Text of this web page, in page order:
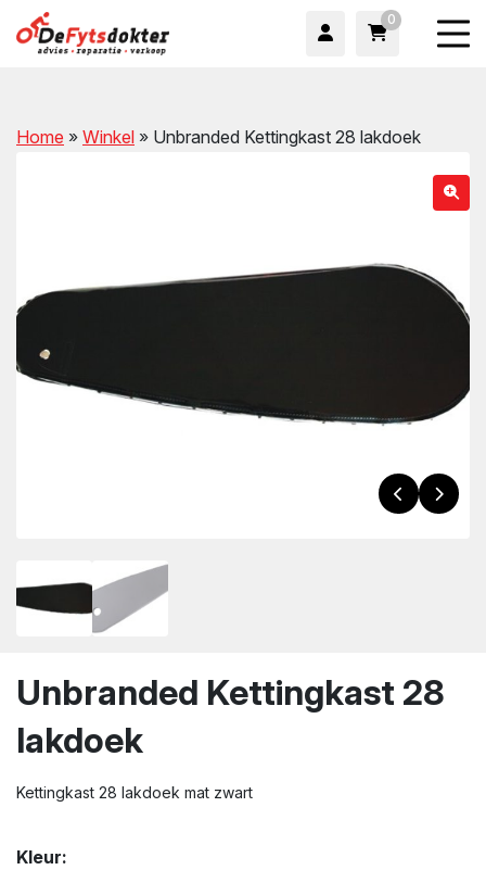
0
Home » Winkel » Unbranded Kettingkast 28 lakdoek
Unbranded Kettingkast 28
lakdoek
Kettingkast 28 lakdoek mat zwart
Kleur: